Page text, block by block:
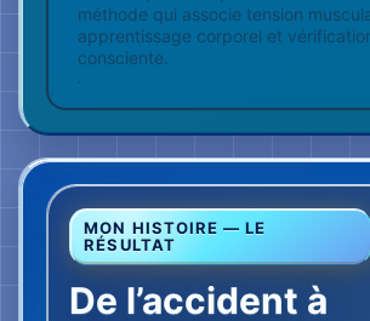
SI VOUS PRÉFÉREZ REGARDER
Le résultat